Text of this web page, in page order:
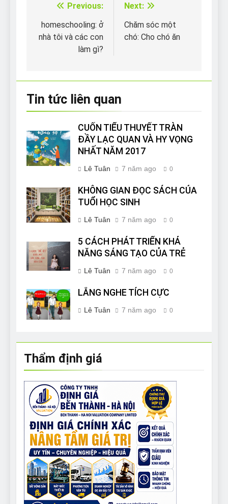
Điều
hướng
Previous:
homeschooling: ở
nhà tôi và các con
làm gì?
Next:
Chăm sóc một
chó: Cho chó ăn
Tin tức liên quan
CUỐN TIỂU THUYẾT TRÀN
ĐẦY LẠC QUAN VÀ HY VỌNG
NHẤT NĂM 2017
Lê Tuân 7 năm ago 0
KHÔNG GIAN ĐỌC SÁCH CỦA
TUỔI HỌC SINH
Lê Tuân 7 năm ago 0
5 CÁCH PHÁT TRIỂN KHẢ
NĂNG SÁNG TẠO CỦA TRẺ
Lê Tuân 7 năm ago 0
LẮNG NGHE TÍCH CỰC
Lê Tuân 7 năm ago 0
Thẩm định giá